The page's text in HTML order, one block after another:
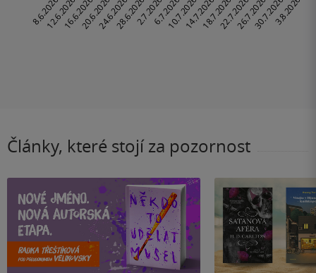
Články, které stojí za pozornost